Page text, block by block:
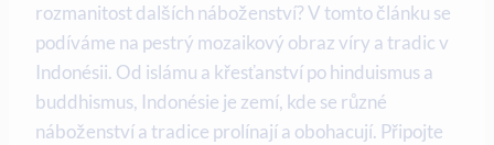
rozmanitost dalších náboženství? V tomto článku se
podíváme na pestrý mozaikový obraz víry a tradic v
Indonésii. Od islámu a křesťanství po hinduismus a
buddhismus, Indonésie je zemí, kde se různé
náboženství a tradice prolínají a obohacují. Připojte